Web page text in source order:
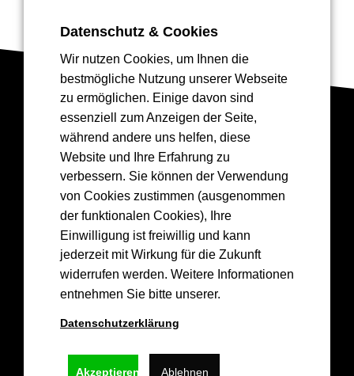
Drea
mGreen
💚
🏀
💚
Kontakt
info@epgbasketskoblenz.de
Hochstr. 36,
Datenschutz & Cookies
Wir nutzen Cookies, um Ihnen die
bestmögliche Nutzung unserer Webseite
zu ermöglichen. Einige davon sind
essenziell zum Anzeigen der Seite,
während andere uns helfen, diese
Website und Ihre Erfahrung zu
verbessern. Sie können der Verwendung
von Cookies zustimmen (ausgenommen
der funktionalen Cookies), Ihre
Einwilligung ist freiwillig und kann
jederzeit mit Wirkung für die Zukunft
widerrufen werden. Weitere Informationen
entnehmen Sie bitte unserer.
Datenschutzerklärung
Akzeptieren Ablehnen